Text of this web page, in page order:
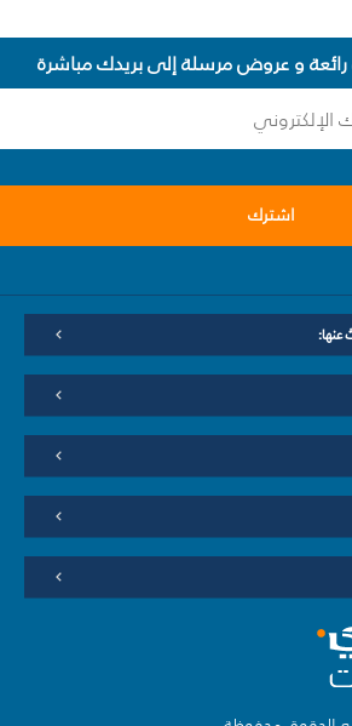
و عروض مرسلة إلى بريدك مباشرة
اشترك
عنها: